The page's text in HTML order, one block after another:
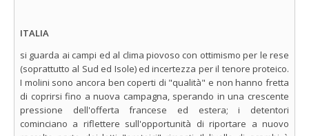
ITALIA
si guarda ai campi ed al clima piovoso con ottimismo per le rese
(soprattutto al Sud ed Isole) ed incertezza per il tenore proteico.
I molini sono ancora ben coperti di "qualità" e non hanno fretta
di coprirsi fino a nuova campagna, sperando in una crescente
pressione dell'offerta francese ed estera; i detentori
cominciano a riflettere sull'opportunità di riportare a nuovo